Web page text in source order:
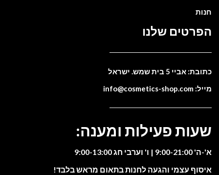
חנות
הפרטים שלנו
כתובת: אביי 5 בית שמש. ישראל
מייל: info@cosmetics-shop.com
שעות פעילות ומענה:
א'-ה' 9:00-21:00 | ו' וערבי חג 9:00-13:00
איסוף עצמי והגעה לחנות בתאום מראש בלבד!